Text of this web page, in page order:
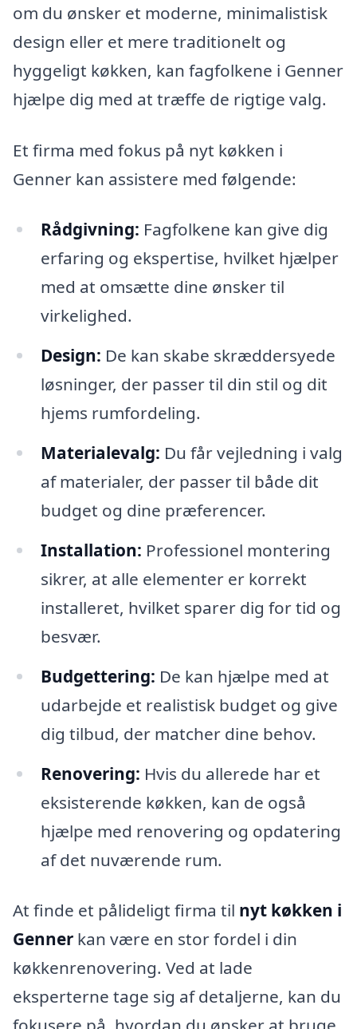
om du ønsker et moderne, minimalistisk
design eller et mere traditionelt og
hyggeligt køkken, kan fagfolkene i Genner
hjælpe dig med at træffe de rigtige valg.
Et firma med fokus på nyt køkken i
Genner kan assistere med følgende:
Rådgivning: Fagfolkene kan give dig
erfaring og ekspertise, hvilket hjælper
med at omsætte dine ønsker til
virkelighed.
Design: De kan skabe skræddersyede
løsninger, der passer til din stil og dit
hjems rumfordeling.
Materialevalg: Du får vejledning i valg
af materialer, der passer til både dit
budget og dine præferencer.
Installation: Professionel montering
sikrer, at alle elementer er korrekt
installeret, hvilket sparer dig for tid og
besvær.
Budgettering: De kan hjælpe med at
udarbejde et realistisk budget og give
dig tilbud, der matcher dine behov.
Renovering: Hvis du allerede har et
eksisterende køkken, kan de også
hjælpe med renovering og opdatering
af det nuværende rum.
At finde et pålideligt firma til nyt køkken i
Genner kan være en stor fordel i din
køkkenrenovering. Ved at lade
eksperterne tage sig af detaljerne, kan du